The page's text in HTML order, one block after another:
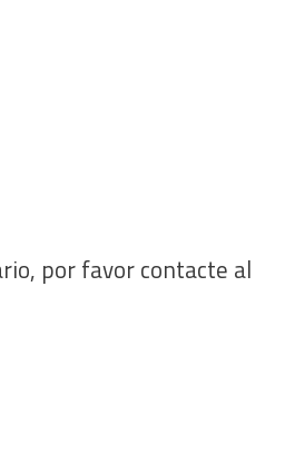
por favor contacte al